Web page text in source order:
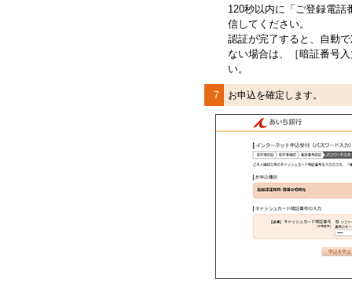
120秒以内に「ご登録電話
信してください。
認証が完了すると、自動
ない場合は、［暗証番号
い。
7 お申込を確定します。